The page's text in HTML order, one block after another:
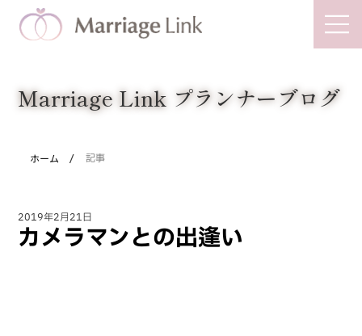
Marriage Link
Marriage Link プランナーブログ
ホーム / 記事
カメラマンとの出逢い
2019年2月21日